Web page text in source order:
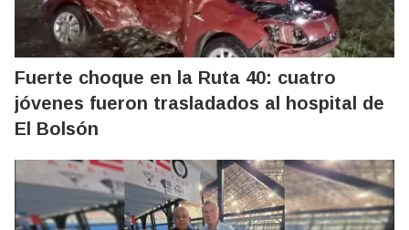
Fuerte choque en la Ruta 40: cuatro
jóvenes fueron trasladados al hospital de
El Bolsón